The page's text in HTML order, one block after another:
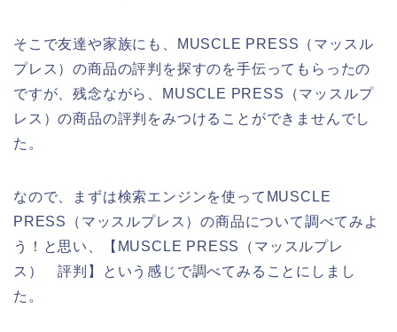
そこで友達や家族にも、MUSCLE PRESS（マッスル
プレス）の商品の評判を探すのを手伝ってもらったの
ですが、残念ながら、MUSCLE PRESS（マッスルプ
レス）の商品の評判をみつけることができませんでし
た。
なので、まずは検索エンジンを使ってMUSCLE
PRESS（マッスルプレス）の商品について調べてみよ
う！と思い、【MUSCLE PRESS（マッスルプレ
ス） 評判】という感じで調べてみることにしまし
た。